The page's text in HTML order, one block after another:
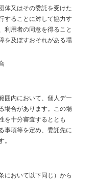
体又はその委託を受けた
することに対して協力す
利用者の同意を得ること
を及ぼすおそれがある場
囲内において、個人デー
場合があります。この場
を十分審査するととも
事項等を定め、委託先に
。
において以下同じ）から